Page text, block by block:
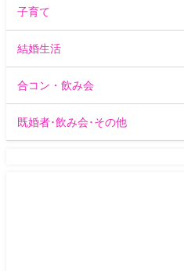
子育て
結婚生活
合コン・飲み会
既婚者･飲み会･その他